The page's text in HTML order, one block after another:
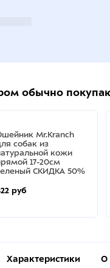
обычно
Mr.Kranch
собак из
кожи
17-20см
СКИДКА 50%
руб
Характеристики О